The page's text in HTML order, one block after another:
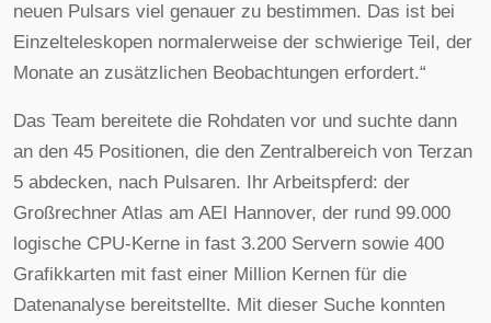
neuen Pulsars viel genauer zu bestimmen. Das ist bei
Einzelteleskopen normalerweise der schwierige Teil, der
Monate an zusätzlichen Beobachtungen erfordert.“
Das Team bereitete die Rohdaten vor und suchte dann
an den 45 Positionen, die den Zentralbereich von Terzan
5 abdecken, nach Pulsaren. Ihr Arbeitspferd: der
Großrechner Atlas am AEI Hannover, der rund 99.000
logische CPU-Kerne in fast 3.200 Servern sowie 400
Grafikkarten mit fast einer Million Kernen für die
Datenanalyse bereitstellte. Mit dieser Suche konnten